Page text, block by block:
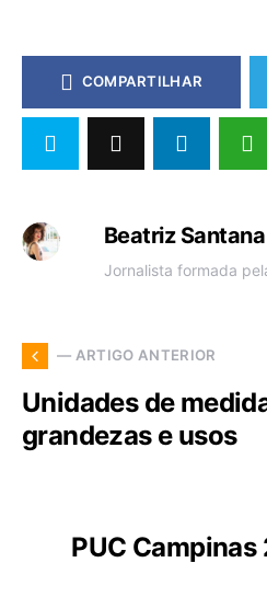
COMPARTILHAR
Beatriz Santana
Jornalista formada
— ARTIGO ANTERIOR
Unidades de
grandezas e usos
PUC